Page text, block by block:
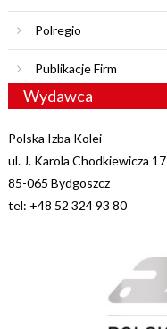
Polregio
Publikacje Firm
Wydawca
Polska Izba Kolei
ul. J. Karola Chodkiewicza 17
85-065 Bydgoszcz
tel: +48 52 324 93 80